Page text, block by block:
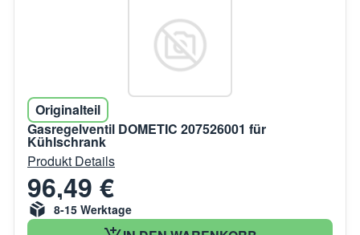
Originalteil
Gasregelventil DOMETIC 207526001 für
Kühlschrank
Produkt Details
96,49 €
8-15 Werktage